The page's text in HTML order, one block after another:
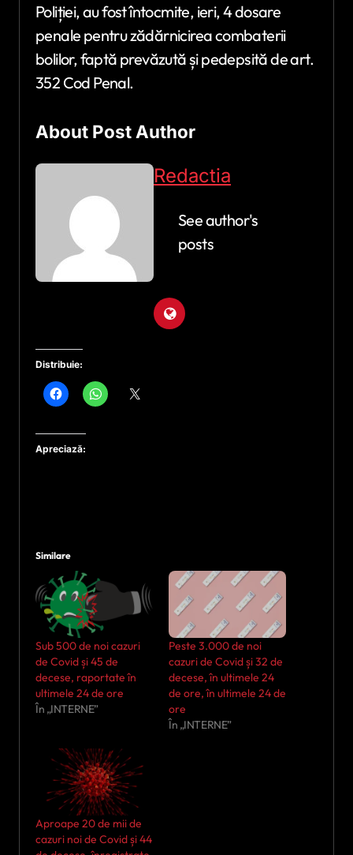
Poliției, au fost întocmite, ieri, 4 dosare
penale pentru zădărnicirea combaterii
bolilor, faptă prevăzută și pedepsită de art.
352 Cod Penal.
About Post Author
Redactia
See author's
posts
Distribuie:
Apreciază:
Similare
Sub 500 de noi cazuri
de Covid și 45 de
decese, raportate în
ultimele 24 de ore
În „INTERNE”
Peste 3.000 de noi
cazuri de Covid și 32 de
decese, în ultimele 24
de ore, în ultimele 24 de
ore
În „INTERNE”
Aproape 20 de mii de
cazuri noi de Covid și 44